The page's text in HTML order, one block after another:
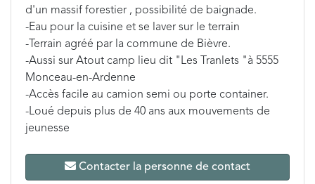
d'un massif forestier , possibilité de baignade.
-Eau pour la cuisine et se laver sur le terrain
-Terrain agréé par la commune de Bièvre.
-Aussi sur Atout camp lieu dit "Les Tranlets "à 5555
Monceau-en-Ardenne
-Accès facile au camion semi ou porte container.
-Loué depuis plus de 40 ans aux mouvements de
jeunesse
Contacter la personne de contact